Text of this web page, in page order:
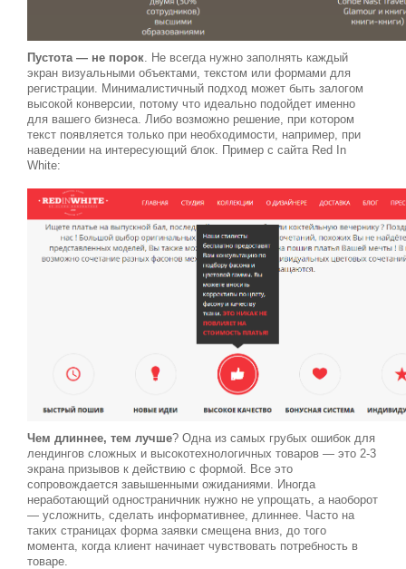
Пустота — не порок . Не всегда нужно заполнять каждый
экран визуальными объектами, текстом или формами для
регистрации. Минималистичный подход может быть залогом
высокой конверсии, потому что идеально подойдет именно
для вашего бизнеса. Либо возможно решение, при котором
текст появляется только при необходимости, например, при
наведении на интересующий блок. Пример с сайта Red In
White:
Чем длиннее, тем лучше? Одна из самых грубых ошибок для
лендингов сложных и высокотехнологичных товаров — это 2-3
экрана призывов к действию с формой. Все это
сопровождается завышенными ожиданиями. Иногда
неработающий одностраничник нужно не упрощать, а наоборот
— усложнить, сделать информативнее, длиннее. Часто на
таких страницах форма заявки смещена вниз, до того
момента, когда клиент начинает чувствовать потребность в
товаре.